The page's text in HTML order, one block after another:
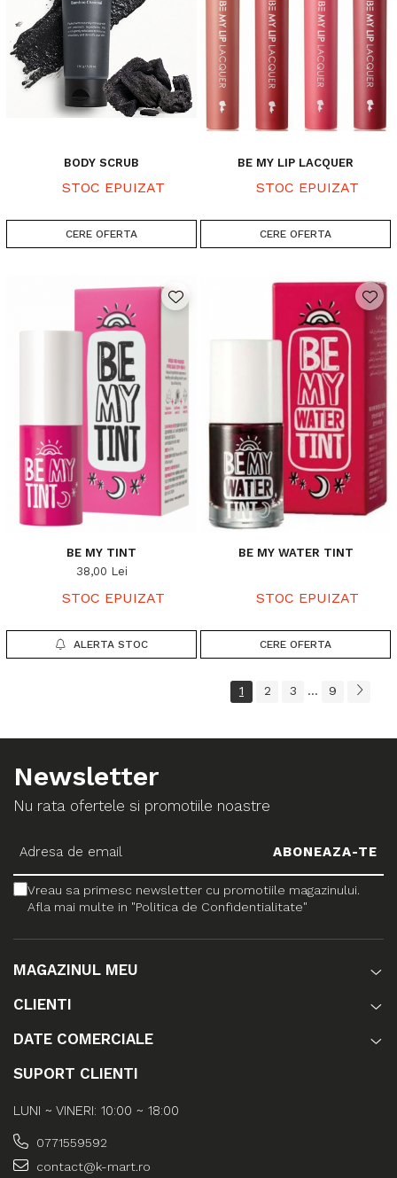
BODY SCRUB
STOC EPUIZAT
CERE OFERTA
BE MY LIP LACQUER
STOC EPUIZAT
CERE OFERTA
BE MY TINT
38,00 Lei
STOC EPUIZAT
ALERTA STOC
BE MY WATER TINT
STOC EPUIZAT
CERE OFERTA
1 2 3 ... 9
Newsletter
Nu rata ofertele si promotiile noastre
Vreau sa primesc newsletter cu promotiile magazinului.
Afla mai multe in "Politica de Confidentialitate"
MAGAZINUL MEU
CLIENTI
DATE COMERCIALE
SUPORT CLIENTI
LUNI ~ VINERI: 10:00 ~ 18:00
0771559592
contact@k-mart.ro